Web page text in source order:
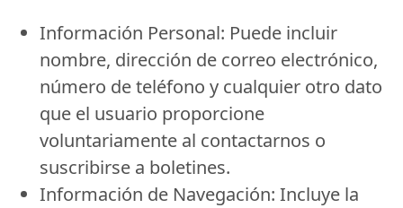
Información Personal: Puede incluir
nombre, dirección de correo electrónico,
número de teléfono y cualquier otro dato
que el usuario proporcione
voluntariamente al contactarnos o
suscribirse a boletines.
Información de Navegación: Incluye la